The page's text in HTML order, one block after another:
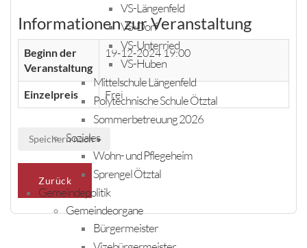
VS-Längenfeld
VS-Dorf
VS-Unterried
VS-Huben
Mittelschule Längenfeld
Polytechnische Schule Ötztal
Sommerbetreuung 2026
Soziales
Wohn- und Pflegeheim
Sprengel Ötztal
Gemeindepolitik
Gemeindeorgane
Bürgermeister
Informationen zur Veranstaltung
Beginn der
Veranstaltung
19-12-2024 19:00
Einzelpreis Frei
Speichern nach
Zurück